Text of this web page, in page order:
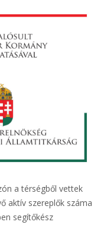
a térségből vettek
aktív szereplők száma
segítőkész